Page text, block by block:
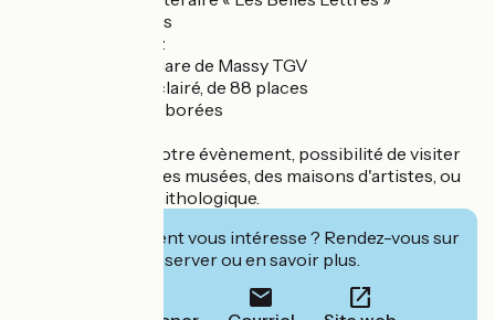
+ Des conférences
+ Des soirées Jazz
+ Proximité de la gare de Massy TGV
+ Parking privé, éclairé, de 88 places
+ Des terrasses arborées
Pour compléter votre évènement, possibilité de visiter
des entreprises, des musées, des maisons d'artistes, ou
l'observatoire ornithologique.
Cet établissement vous intéresse ? Rendez-vous sur
leur site pour réserver ou en savoir plus.